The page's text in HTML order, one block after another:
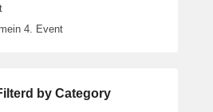
4. Event
by Category